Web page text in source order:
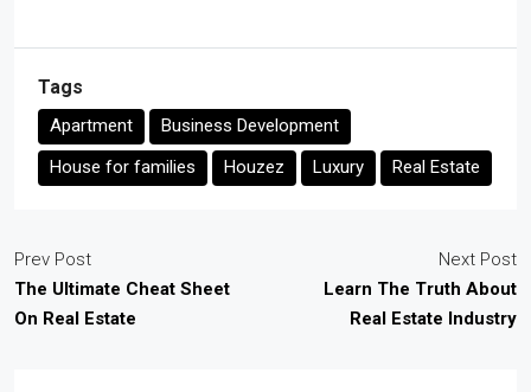
Tags
Apartment
Business Development
House for families
Houzez Luxury Real Estate
Prev Post
The Ultimate Cheat Sheet
On Real Estate
Next Post
Learn The Truth About
Real Estate Industry